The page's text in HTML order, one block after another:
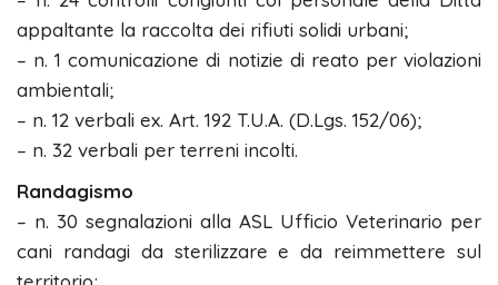
appaltante la raccolta dei rifiuti solidi urbani;
– n. 1 comunicazione di notizie di reato per violazioni
ambientali;
– n. 12 verbali ex. Art. 192 T.U.A. (D.Lgs. 152/06);
– n. 32 verbali per terreni incolti.
Randagismo
– n. 30 segnalazioni alla ASL Ufficio Veterinario per
cani randagi da sterilizzare e da reimmettere sul